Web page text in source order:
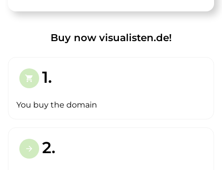
Buy now visualisten.de!
shopping_cart 1.
You buy the domain
arrow_forward 2.